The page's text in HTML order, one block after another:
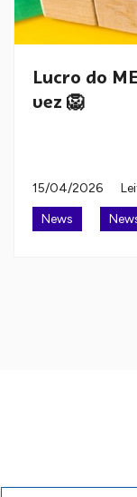
Lucro do
vez 🦁
15/04/2026
News